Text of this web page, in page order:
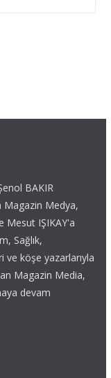
BAKIR
Magazin Medya,
Mesut IŞIKAY'a
Sağlık,
ve köşe yazarlarıyla
Magazin Media,
devam